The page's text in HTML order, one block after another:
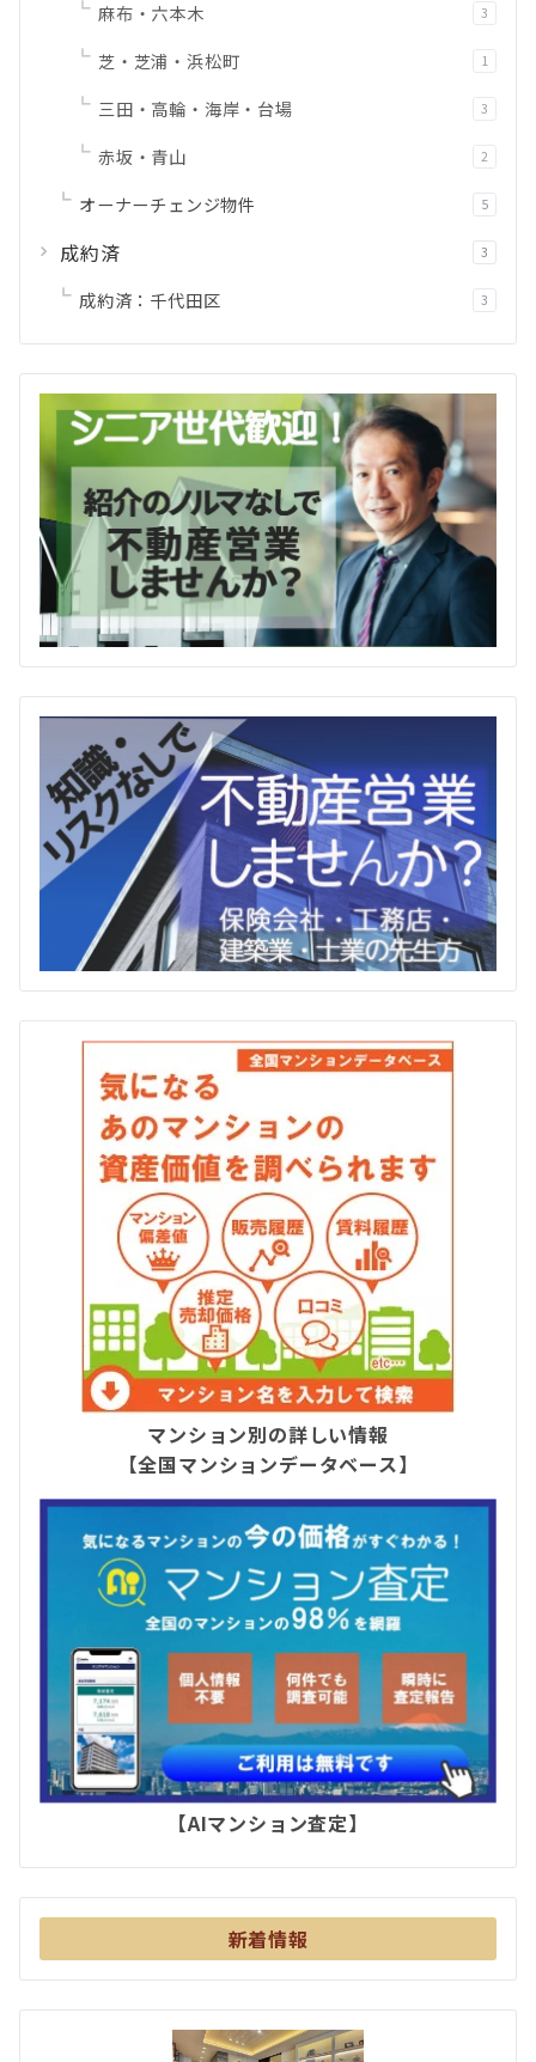
麻布・六本木 3
芝・芝浦・浜松町 1
三田・高輪・海岸・台場 3
赤坂・青山 2
オーナーチェンジ物件 5
成約済 3
成約済：千代田区 3
マンション別の詳しい情報
【全国マンションデータベース】
【AIマンション査定】
新着情報